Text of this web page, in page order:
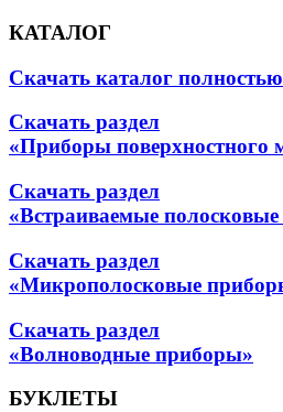
КАТАЛОГ
Скачать каталог полностью
Скачать раздел
«Приборы поверхностного
Скачать раздел
«Встраиваемые
Скачать раздел
«Микрополосковые
Скачать раздел
«Волноводные приборы»
БУКЛЕТЫ